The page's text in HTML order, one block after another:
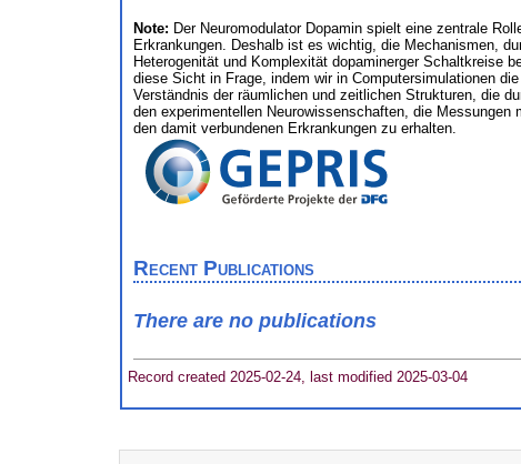
Note: Der Neuromodulator Dopamin spielt eine zentrale
Erkrankungen. Deshalb ist es wichtig, die Mechanismen,
Heterogenität und Komplexität dopaminerger Schaltkreise
diese Sicht in Frage, indem wir in Computersimulationen
Verständnis der räumlichen und zeitlichen Strukturen, die
den experimentellen Neurowissenschaften, die
den damit verbundenen Erkrankungen zu erhalten.
Recent Publications
There are no publications
Record created 2025-02-24, last modified 2025-03-04